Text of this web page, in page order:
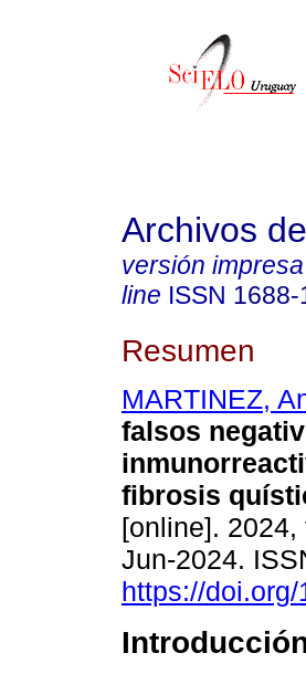
Archivos
versión impresa
line ISSN 1688-
Resumen
MARTINEZ,
falsos
fibrosis
[online].
Jun-2024.
https://